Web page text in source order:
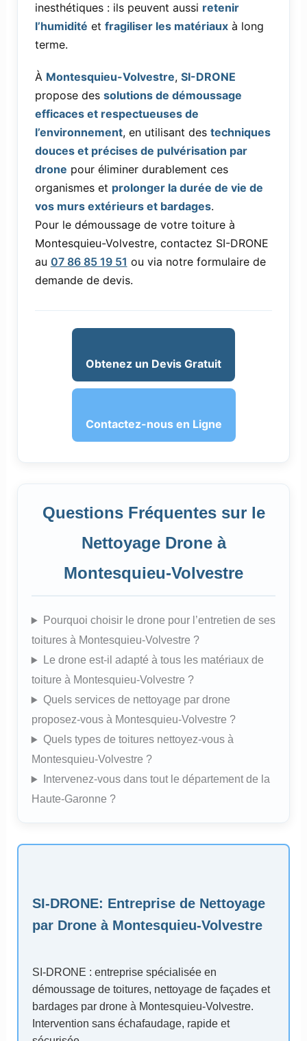
inesthétiques : ils peuvent aussi retenir
l’humidité et fragiliser les matériauxà long
terme.
À Montesquieu-Volvestre, SI-DRONE
propose des solutions de démoussage
efficaces et respectueuses de
l’environnement, en utilisant des techniques
douces et précises de pulvérisation par
drone pour éliminer durablement ces
organismes et prolonger la durée de vie de
vos murs extérieurs et bardages.
Pour le démoussage de votre toiture à
Montesquieu-Volvestre, contactez SI-DRONE
au 07 86 85 19 51 ou via notre formulaire de
demande de devis.
Obtenez un Devis Gratuit
Contactez-nous en Ligne
Questions Fréquentes sur le
Nettoyage Drone à
Montesquieu-Volvestre
Pourquoi choisir le drone pour l’entretien de ses
toitures à Montesquieu-Volvestre ?
Le drone est-il adapté à tous les matériaux de
toiture à Montesquieu-Volvestre ?
Quels services de nettoyage par drone
proposez-vous à Montesquieu-Volvestre ?
Quels types de toitures nettoyez-vous à
Montesquieu-Volvestre ?
Intervenez-vous dans tout le département de la
Haute-Garonne ?
SI-DRONE: Entreprise de Nettoyage
par Drone à Montesquieu-Volvestre
SI-DRONE : entreprise spécialisée en
démoussage de toitures, nettoyage de façades et
bardages par drone à Montesquieu-Volvestre.
Intervention sans échafaudage, rapide et